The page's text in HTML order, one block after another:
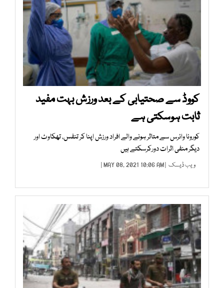
کووڈ سے صحتیابی کے بعد ورزش بہت مفید
ثابت ہوسکتی ہے
کورونا وائرس سے متاثر ہونے والے افراد ورزش اپنا کر تنفس، تھکاوٹ اور
دیگر منفی اثرات دورکرسکتے ہیں
ویب ڈیسک | MAY 08, 2021 10:06 AM |